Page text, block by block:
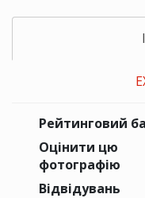
Рейтинговий
Оцінити цю
фотографію
Відвідувань